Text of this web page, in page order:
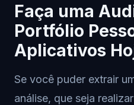
Faça uma
Portfólio
Aplicativos
Se você puder extrair
análise, que seja